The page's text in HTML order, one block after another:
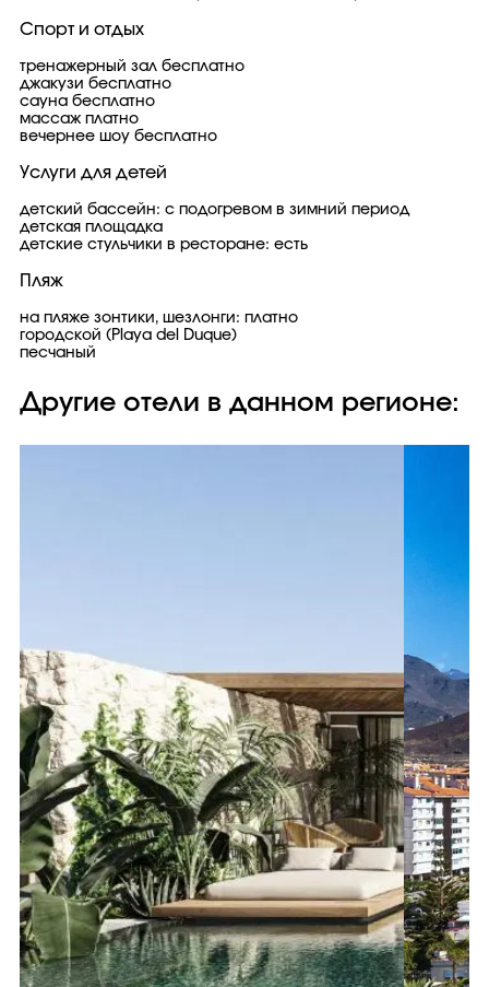
Спорт и отдых
тренажерный зал бесплатно
джакузи бесплатно
сауна бесплатно
массаж платно
вечернее шоу бесплатно
Услуги для детей
детский бассейн: с подогревом в зимний период
детская площадка
детские стульчики в ресторане: есть
Пляж
на пляже зонтики, шезлонги: платно
городской (Playa del Duque)
песчаный
Другие отели в данном регионе: